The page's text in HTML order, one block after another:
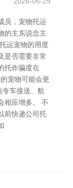
员，宠物托运
的主东说念主
运宠物的用度
是否需要非常
托诈骗度在
宠物可能会更
车接送、航
相应增多。 不
前快递公司托